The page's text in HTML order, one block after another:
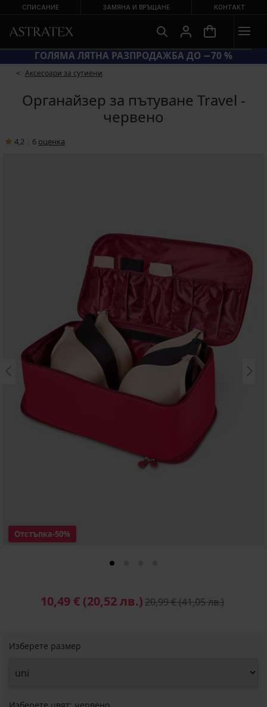
СПИСАНИЕ ЗАМЯНА И ВРЪЩАНЕ КОНТАКТ
ГОЛЯМА ЛЯТНА
% НА НАМАЛЕНИ БАНСКИ
Аксесоари за сутиени
Органайзер за пътуване Travel -
червено
4,2 6 oценка
Отстъпка-50%
10,49 € (20,52 лв.)20,99 €(41,05 лв.)
Изберете размер